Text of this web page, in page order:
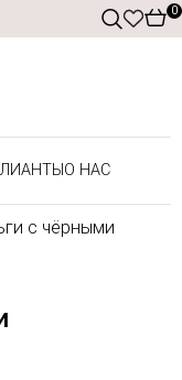
0
О НАС
с чёрными